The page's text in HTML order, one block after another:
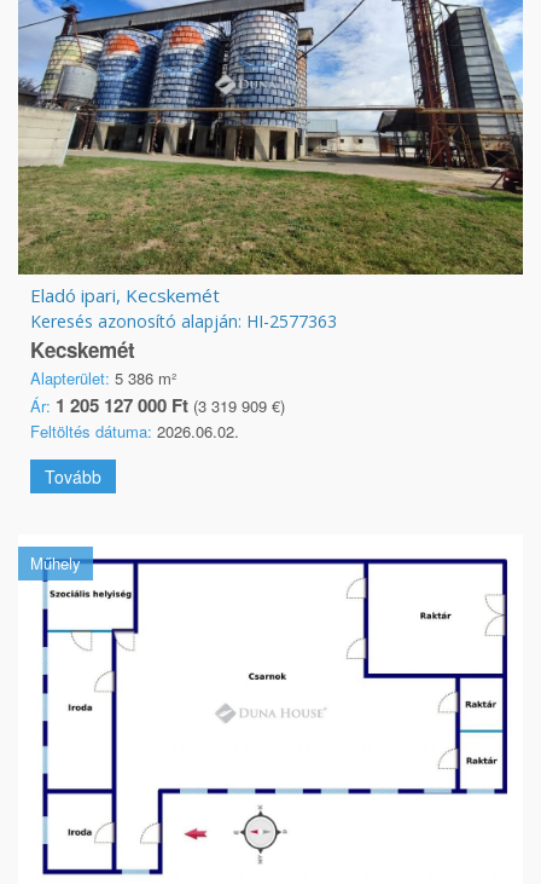
Eladó ipari, Kecskemét
Keresés azonosító alapján: HI-2577363
Kecskemét
Alapterület: 5 386 m²
Ár: 1 205 127 000 Ft (3 319 909 €)
Feltöltés dátuma: 2026.06.02.
Tovább
Műhely